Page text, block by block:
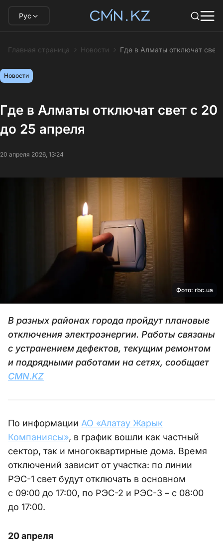
Рус
Главная страница Новости Где в Алматы отключат свет
Новости
Где в Алматы отключат свет с 20
до 25 апреля
20 апреля 2026, 13:24
Фото: rbc.ua
В разных районах города пройдут плановые
отключения электроэнергии. Работы связаны
с устранением дефектов, текущим ремонтом
и подрядными работами на сетях, сообщает
CMN.KZ
По информации АО «Алатау Жарык
Компаниясы», в график вошли как частный
сектор, так и многоквартирные дома. Время
отключений зависит от участка: по линии
РЭС-1 свет будут отключать в основном
с 09:00 до 17:00, по РЭС-2 и РЭС-3 – с 08:00
до 17:00.
20 апреля